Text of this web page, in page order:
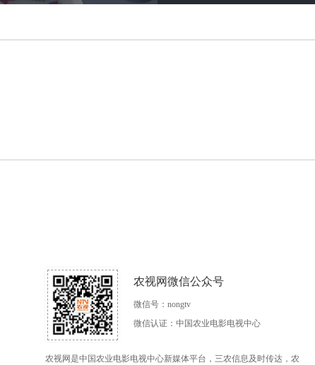
农视网微信公众号
微信号：nongtv
微信认证：中国农业电影电视中心
农视网是中国农业电影电视中心新媒体平台，三农信息及时传达，农